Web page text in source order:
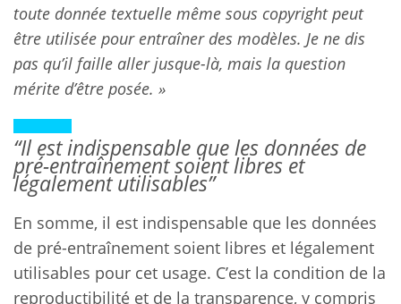
toute donnée textuelle même sous copyright peut
être utilisée pour entraîner des modèles. Je ne dis
pas qu’il faille aller jusque-là, mais la question
mérite d’être posée. »
“Il est indispensable que les données de
pré-entraînement soient libres et
légalement utilisables”
En somme, il est indispensable que les données
de pré-entraînement soient libres et légalement
utilisables pour cet usage. C’est la condition de la
reproductibilité et de la transparence, y compris